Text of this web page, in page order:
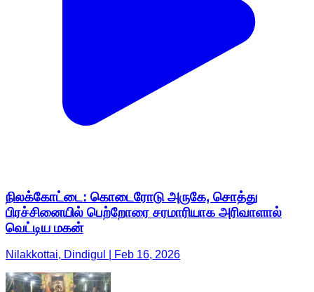
நிலக்கோட்டை: கொடைரோடு அருகே, சொத்து
பிரச்சினையில் பெற்றோரை சரமாரியாக அரிவாளால்
வெட்டிய மகன்
Nilakkottai, Dindigul | Feb 16, 2026